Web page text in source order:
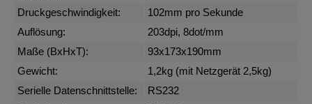
Druckgeschwindigkeit:
102mm pro Sekunde
Auflösung:
203dpi, 8dot/mm
Maße (BxHxT):
93x173x190mm
Gewicht:
1,2kg (mit Netzgerät 2,5kg)
Serielle Datenschnittstelle:
RS232